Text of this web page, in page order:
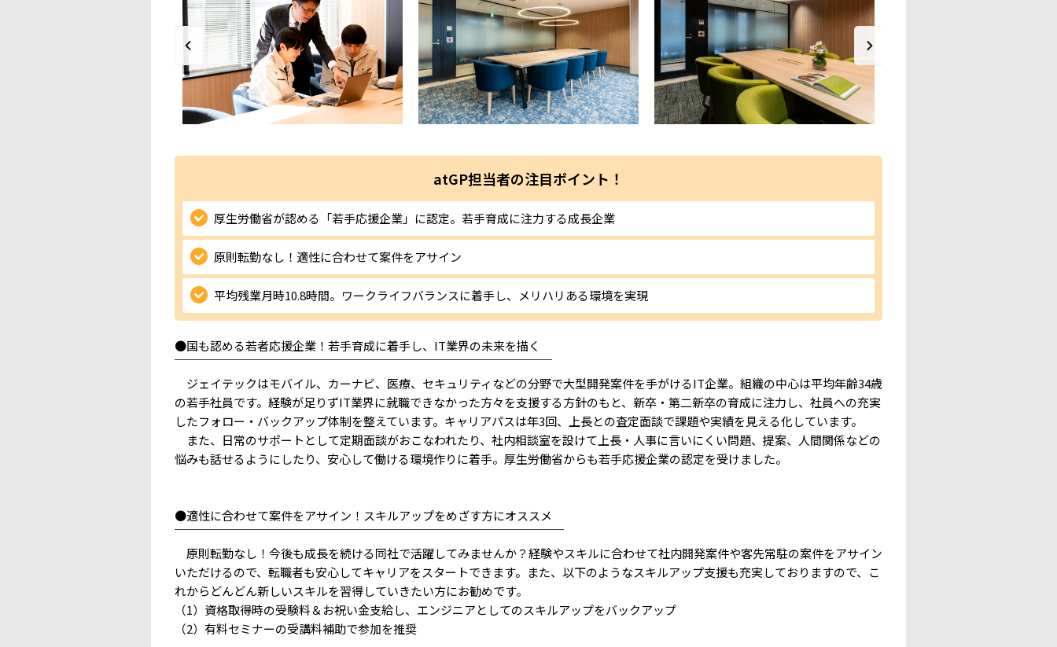
atGP担当者の注目ポイント！
厚生労働省が認める「若手応援企業」に認定。若手育成に注力する成長企業
原則転勤なし！適性に合わせて案件をアサイン
平均残業月時10.8時間。ワークライフバランスに着手し、メリハリある環境を実現
●国も認める若者応援企業！若手育成に着手し、IT業界の未来を描く
￣￣￣￣￣￣￣￣￣￣￣￣￣￣￣￣￣￣￣￣￣￣￣￣￣￣￣￣￣￣￣￣
ジェイテックはモバイル、カーナビ、医療、セキュリティなどの分野で大型開発案件を手がけるIT企業。組織の中心は平均年齢34歳
の若手社員です。経験が足りずIT業界に就職できなかった方々を支援する方針のもと、新卒・第二新卒の育成に注力し、社員への充実
したフォロー・バックアップ体制を整えています。キャリアパスは年3回、上長との査定面談で課題や実績を見える化しています。
また、日常のサポートとして定期面談がおこなわれたり、社内相談室を設けて上長・人事に言いにくい問題、提案、人間関係などの
悩みも話せるようにしたり、安心して働ける環境作りに着手。厚生労働省からも若手応援企業の認定を受けました。
●適性に合わせて案件をアサイン！スキルアップをめざす方にオススメ
￣￣￣￣￣￣￣￣￣￣￣￣￣￣￣￣￣￣￣￣￣￣￣￣￣￣￣￣￣￣￣￣￣
原則転勤なし！今後も成長を続ける同社で活躍してみませんか？経験やスキルに合わせて社内開発案件や客先常駐の案件をアサイン
いただけるので、転職者も安心してキャリアをスタートできます。また、以下のようなスキルアップ支援も充実しておりますので、こ
れからどんどん新しいスキルを習得していきたい方にお勧めです。
（1）資格取得時の受験料＆お祝い金支給し、エンジニアとしてのスキルアップをバックアップ
（2）有料セミナーの受講料補助で参加を推奨